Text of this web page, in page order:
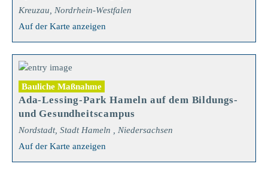
Kreuzau, Nordrhein-Westfalen
Auf der Karte anzeigen
Bauliche Maßnahme
Ada-Lessing-Park Hameln auf dem Bildungs-
und Gesundheitscampus
Nordstadt, Stadt Hameln , Niedersachsen
Auf der Karte anzeigen